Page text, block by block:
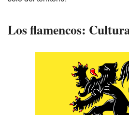
Los flamencos: